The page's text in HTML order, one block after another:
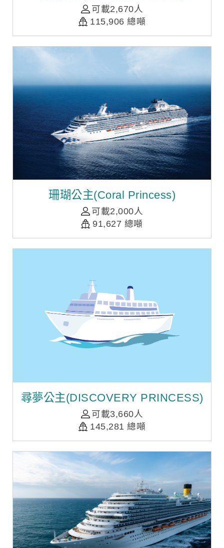
可載2,670人
115,906 總噸
珊瑚公主(Coral Princess)
可載2,000人
91,627 總噸
尋夢公主(DISCOVERY PRINCESS)
可載3,660人
145,281 總噸